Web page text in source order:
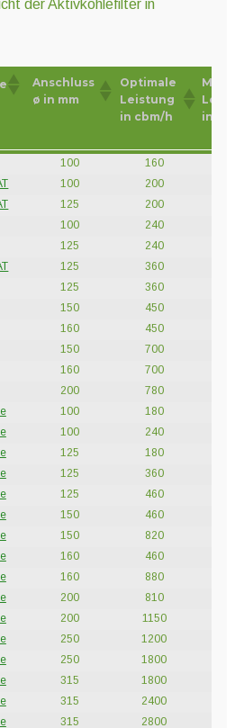
öffnen
der Aktivkohlefilter in
Anschluss
ø in mm
Optimale
Leistung
in cbm/h
in
Anschluss
Optimale
100 160
100 200
125 200
100 240
125 240
125 360
125 360
150 450
160 450
150 700
160 700
200 780
100 180
100 240
125 180
125 360
125 460
150 460
150 820
160 460
160 880
200 810
200 1150
250 1200
250 1800
315 1800
315 2400
315 2800